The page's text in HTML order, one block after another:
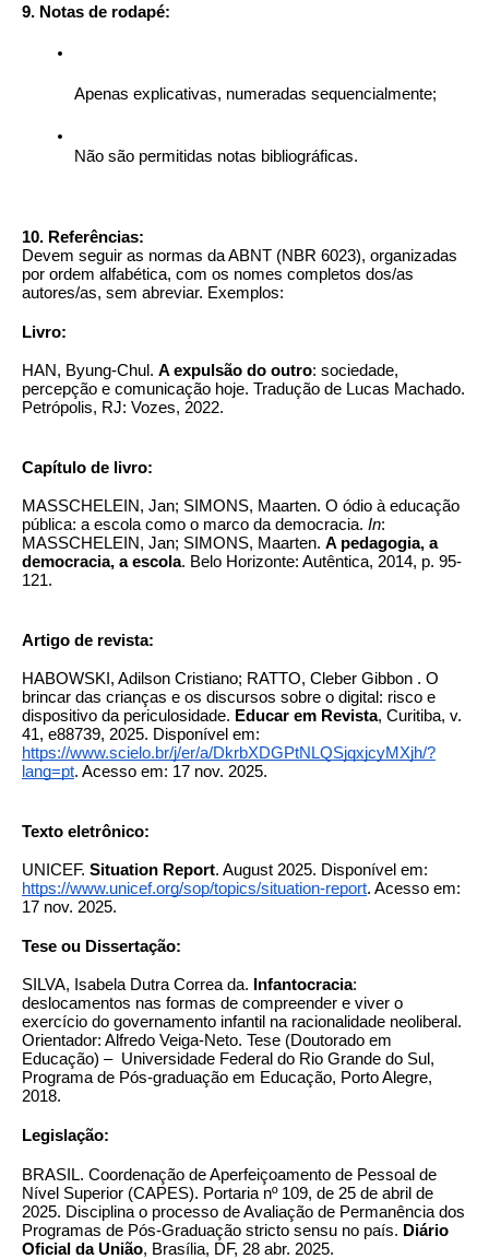
9. Notas de rodapé:
Apenas explicativas, numeradas sequencialmente;
Não são permitidas notas bibliográficas.
10. Referências:
Devem seguir as normas da ABNT (NBR 6023), organizadas
por ordem alfabética, com os nomes completos dos/as
autores/as, sem abreviar. Exemplos:
Livro:
HAN, Byung-Chul. A expulsão do outro: sociedade,
percepção e comunicação hoje. Tradução de Lucas Machado.
Petrópolis, RJ: Vozes, 2022.
Capítulo de livro:
MASSCHELEIN, Jan; SIMONS, Maarten. O ódio à educação
pública: a escola como o marco da democracia. In:
MASSCHELEIN, Jan; SIMONS, Maarten. A pedagogia, a
democracia, a escola. Belo Horizonte: Autêntica, 2014, p. 95-
121.
Artigo de revista:
HABOWSKI, Adilson Cristiano; RATTO, Cleber Gibbon . O
brincar das crianças e os discursos sobre o digital: risco e
dispositivo da periculosidade. Educar em Revista, Curitiba, v.
41, e88739, 2025. Disponível em:
https://www.scielo.br/j/er/a/DkrbXDGPtNLQSjqxjcyMXjh/?
lang=pt. Acesso em: 17 nov. 2025.
Texto eletrônico:
UNICEF. Situation Report. August 2025. Disponível em:
https://www.unicef.org/sop/topics/situation-report. Acesso em:
17 nov. 2025.
Tese ou Dissertação:
SILVA, Isabela Dutra Correa da. Infantocracia:
deslocamentos nas formas de compreender e viver o
exercício do governamento infantil na racionalidade neoliberal.
Orientador: Alfredo Veiga-Neto. Tese (Doutorado em
Educação) – Universidade Federal do Rio Grande do Sul,
Programa de Pós-graduação em Educação, Porto Alegre,
2018.
Legislação:
BRASIL. Coordenação de Aperfeiçoamento de Pessoal de
Nível Superior (CAPES). Portaria nº 109, de 25 de abril de
2025. Disciplina o processo de Avaliação de Permanência dos
Programas de Pós-Graduação stricto sensu no país. Diário
Oficial da União, Brasília, DF, 28 abr. 2025.